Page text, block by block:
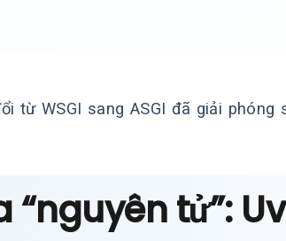
từ WSGI sang ASGI đã giải
“nguyên tử”: